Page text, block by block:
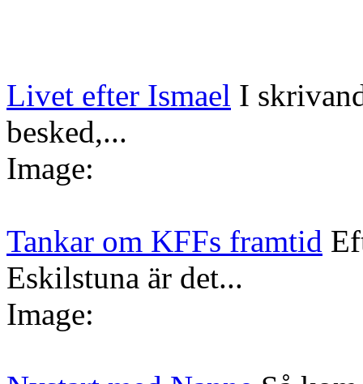
Livet efter Ismael I
besked,...
Image:
Tankar om KFFs framtid
Eskilstuna är det...
Image: